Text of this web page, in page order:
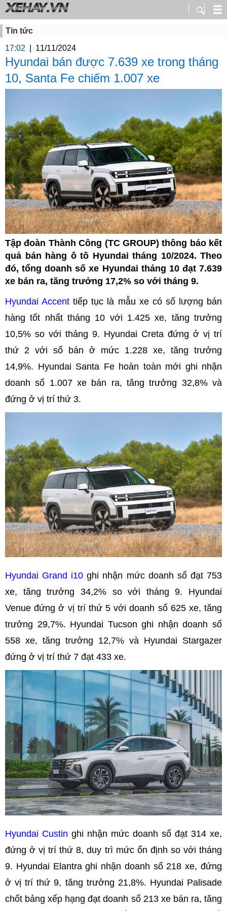
Tin tức
17:02
11/11/2024
Hyundai bán được 7.639 xe trong tháng
10, Santa Fe chiếm 1.007 xe
Tập đoàn Thành Công (TC GROUP) thông báo kết
quả bán hàng ô tô Hyundai tháng 10/2024. Theo
đó, tổng doanh số xe Hyundai tháng 10 đạt 7.639
xe bán ra, tăng trưởng 17,2% so với tháng 9.
Hyundai Accenttiếp tục là mẫu xe có số lượng bán
hàng tốt nhất tháng 10 với 1.425 xe, tăng trưởng
10,5% so với tháng 9. Hyundai Creta đứng ở vị trí
thứ 2 với số bán ở mức 1.228 xe, tăng trưởng
14,9%. Hyundai Santa Fe hoàn toàn mới ghi nhận
doanh số 1.007 xe bán ra, tăng trưởng 32,8% và
đứng ở vị trí thứ 3.
Hyundai Grand i10 ghi nhận mức doanh số đạt 753
xe, tăng trưởng 34,2% so với tháng 9. Hyundai
Venue đứng ở vị trí thứ 5 với doanh số 625 xe, tăng
trưởng 29,7%. Hyundai Tucson ghi nhận doanh số
558 xe, tăng trưởng 12,7% và Hyundai Stargazer
đứng ở vị trí thứ 7 đạt 433 xe.
Hyundai Custin ghi nhận mức doanh số đạt 314 xe,
đứng ở vị trí thứ 8, duy trì mức ổn định so với tháng
9. Hyundai Elantra ghi nhận doanh số 218 xe, đứng
ở vị trí thứ 9, tăng trưởng 21,8%. Hyundai Palisade
chốt bảng xếp hạng đạt doanh số 213 xe bán ra, tăng